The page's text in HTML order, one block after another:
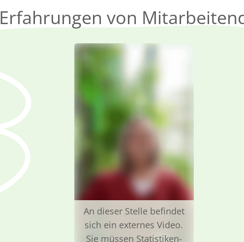
Erfahrungen von
An dieser Stelle befindet
sich ein externes Video.
Sie müssen Statistiken-